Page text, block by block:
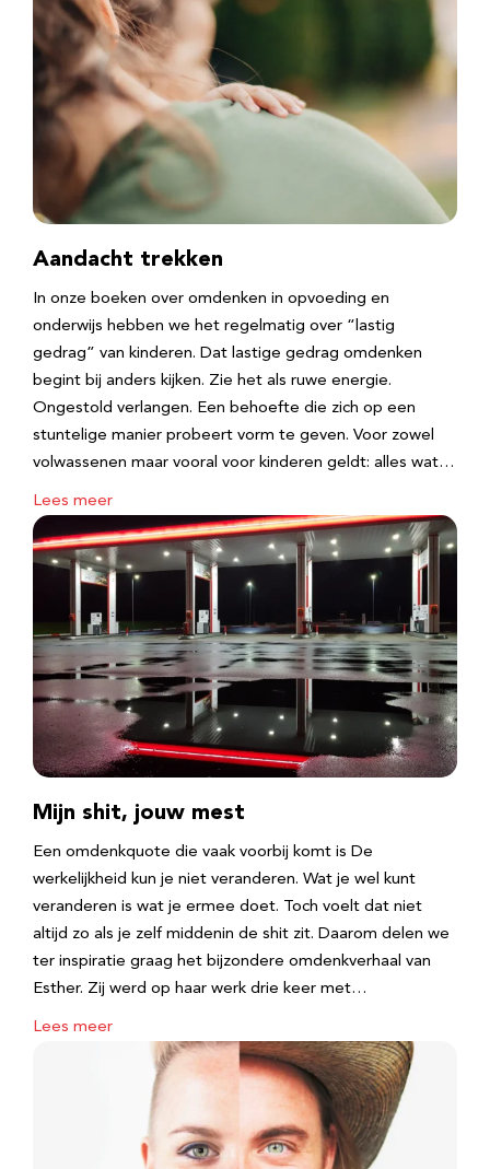
Aandacht trekken
In onze boeken over omdenken in opvoeding en
onderwijs hebben we het regelmatig over “lastig
gedrag” van kinderen. Dat lastige gedrag omdenken
begint bij anders kijken. Zie het als ruwe energie.
Ongestold verlangen. Een behoefte die zich op een
stuntelige manier probeert vorm te geven. Voor zowel
volwassenen maar vooral voor kinderen geldt: alles wat…
Lees meer
Mijn shit, jouw mest
Een omdenkquote die vaak voorbij komt is De
werkelijkheid kun je niet veranderen. Wat je wel kunt
veranderen is wat je ermee doet. Toch voelt dat niet
altijd zo als je zelf middenin de shit zit. Daarom delen we
ter inspiratie graag het bijzondere omdenkverhaal van
Esther. Zij werd op haar werk drie keer met…
Lees meer